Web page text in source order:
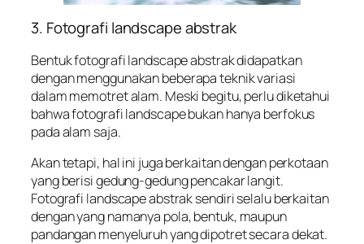
3. Fotografi landscape abstrak
Bentuk fotografi landscape abstrak didapatkan
dengan menggunakan beberapa teknik variasi
dalam memotret alam. Meski begitu, perlu diketahui
bahwa fotografi landscape bukan hanya berfokus
pada alam saja.
Akan tetapi, hal ini juga berkaitan dengan perkotaan
yang berisi gedung-gedung pencakar langit.
Fotografi landscape abstrak sendiri selalu berkaitan
dengan yang namanya pola, bentuk, maupun
pandangan menyeluruh yang dipotret secara dekat.